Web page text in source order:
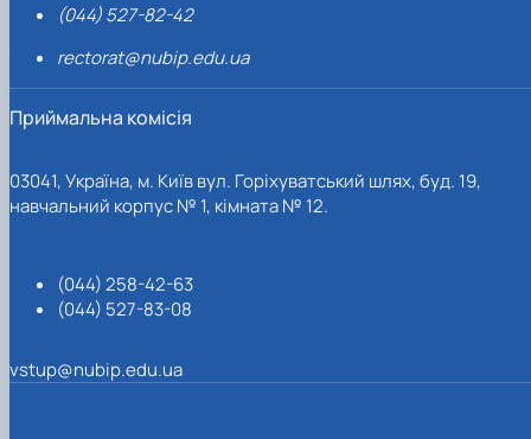
(044) 527-82-42
rectorat@nubip.edu.ua
Приймальна комісія
03041, Україна, м. Київ вул. Горіхуватський шлях, буд. 19,
навчальний корпус № 1, кімната № 12.
(044) 258-42-63
(044) 527-83-08
vstup@nubip.edu.ua